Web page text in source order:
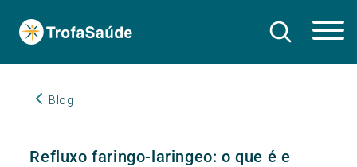
Blog
Refluxo faringo-laringeo: o que é e